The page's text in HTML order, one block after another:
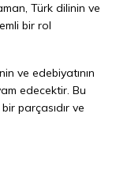
Türk dilinin ve
bir rol
ve edebiyatının
edecektir. Bu
parçasıdır ve